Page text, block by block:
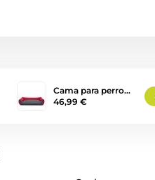
Cama para perro…
46,99 €